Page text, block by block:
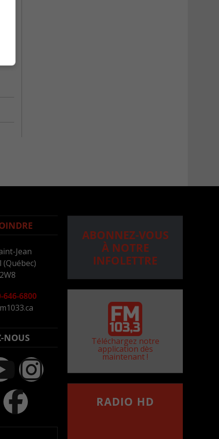
Jean
646-6800
NOUS
ABONNEZ-VOUS
À NOTRE
INFOLETTRE
Téléchargez notre
application dès
maintenant !
RADIO HD